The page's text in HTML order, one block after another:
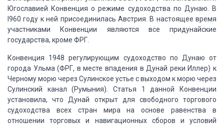
Югославией Конвенция о режиме судоходства по Дунаю.
В
I960 году к ней присоединилась Австрия.
В настоящее время
участниками Конвенции являются все придунайские
государства, кроме ФРГ.
Конвенция 1948 регулирующим судоходство по Дунаю от
города Ульма (ФРГ, в месте впадения в Дунай реки Иллер) к
Черному морю через Сулинское устье с выходом к морю через
Сулинский канал (Румыния).
Статья 1 данной Конвенции
установила, что Дунай открыт для свободного торгового
судоходства всех стран мира на основе равенства в
отношении торговых и навигационных сборов и условий